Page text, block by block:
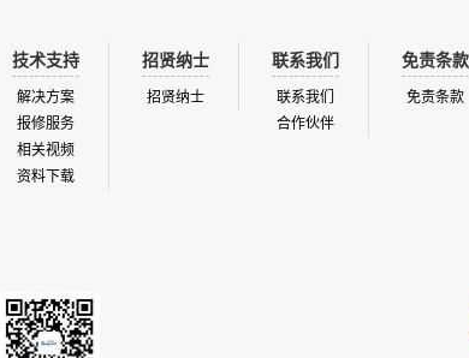
技术支持
解决方案
报修服务
相关视频
资料下载
招贤纳士
招贤纳士
联系我们
联系我们
合作伙伴
免责条款
免责条款